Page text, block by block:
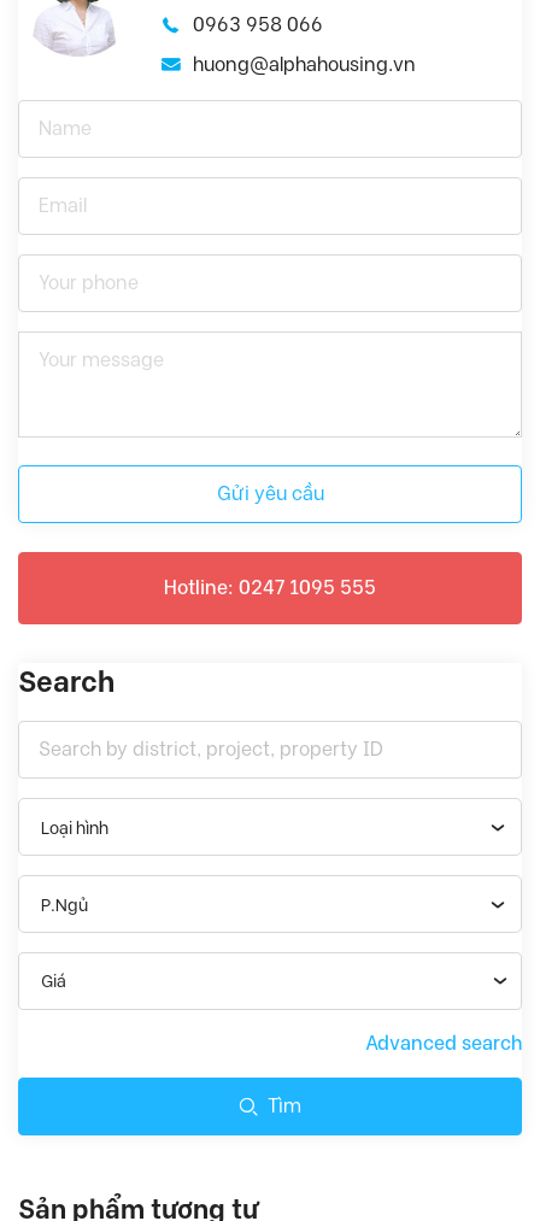
0963 958 066
huong@alphahousing.vn
Gửi yêu cầu
Hotline: 0247 1095 555
Search
Loại hình
P.Ngủ
Giá
Advanced search
Tìm
Sản phẩm tương tự